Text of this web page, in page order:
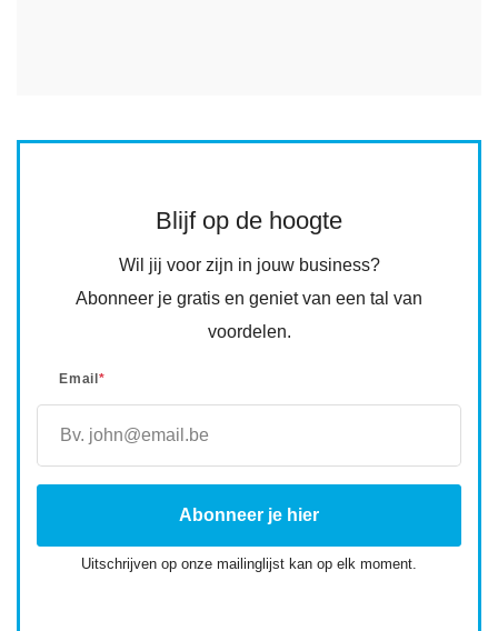
Blijf op de hoogte
Wil jij voor zijn in jouw business?
Abonneer je gratis en geniet van een tal van
voordelen.
Email *
Uitschrijven op onze mailinglijst kan op elk moment.